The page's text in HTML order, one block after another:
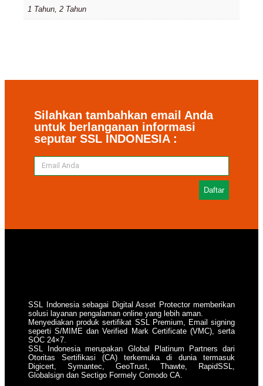
1 Tahun, 2 Tahun
Silahkan tambahkan email Anda
untuk berlanganan informasi
seputar SSL INDONESIA :
Daftar
SSL Indonesia sebagai Digital Asset Protector memberikan
solusi layanan pengalaman online yang lebih aman.
Menyediakan produk sertifikat SSL Premium, Email signing
seperti S/MIME dan Verified Mark Certificate (VMC), serta
SOC 24×7.
SSL Indonesia merupakan Global Platinum Partners dari
Otoritas Sertifikasi (CA) terkemuka di dunia termasuk
Digicert, Symantec, GeoTrust, Thawte, RapidSSL,
Globalsign dan Sectigo Formely Comodo CA.